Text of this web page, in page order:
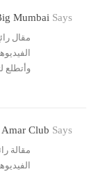
Mumbai Says
مقال
وأتطلع
Amar Club Says
مقالة